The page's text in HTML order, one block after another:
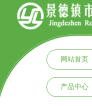
网站首页
产品中心